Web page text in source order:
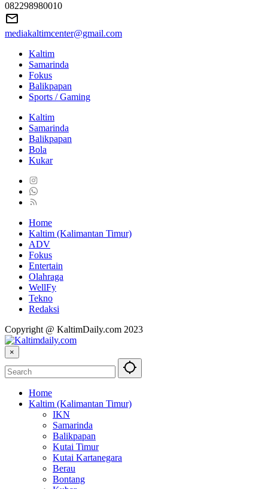
082298980010
mediakaltimcenter@gmail.com
Kaltim
Samarinda
Fokus
Balikpapan
Sports / Gaming
Kaltim
Samarinda
Balikpapan
Bola
Kukar
Home
Kaltim (Kalimantan Timur)
ADV
Fokus
Entertain
Olahraga
WellFy
Tekno
Redaksi
Copyright @ KaltimDaily.com 2023
×
Home
Kaltim (Kalimantan Timur)
IKN
Samarinda
Balikpapan
Kutai Timur
Kutai Kartanegara
Berau
Bontang